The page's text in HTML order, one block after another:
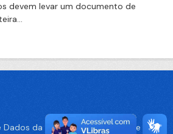
devem levar um documento de
Dados da Prefeitura da Cidade de